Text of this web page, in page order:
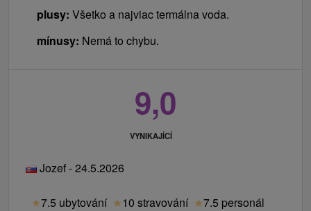
plusy: Všetko a najviac termálna voda.
mínusy: Nemá to chybu.
9,0
VYNIKAJÍCÍ
Jozef - 24.5.2026
★7.5 ubytování ★10 stravování ★7.5 personál